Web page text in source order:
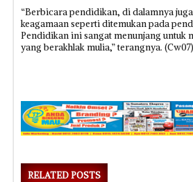
“Berbicara pendidikan, di dalamnya
keagamaan seperti ditemukan pada
Pendidikan ini sangat menunjang untuk
yang berakhlak mulia,” terangnya. (Cw07)
RELATED POSTS